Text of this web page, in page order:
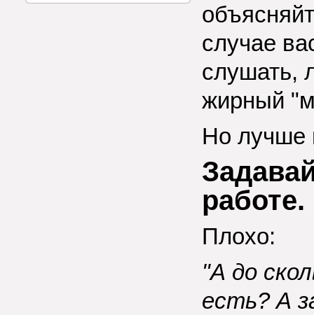
случае
слушать,
жирный
Но лучше
работе.
Плохо:
"А до
есть? А